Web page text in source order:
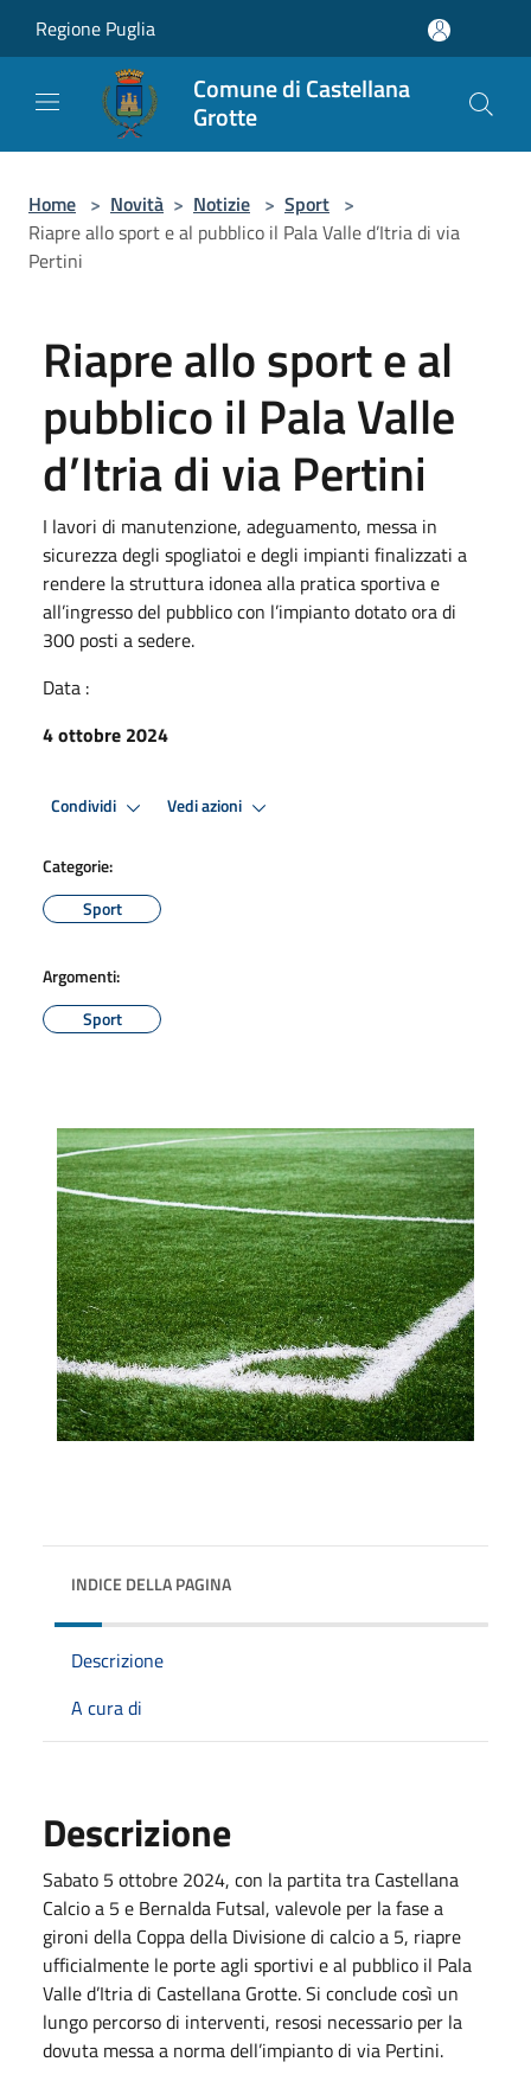
Regione Puglia
Comune di Castellana
Grotte
Home > Novità > Notizie > Sport >
Riapre allo sport e al pubblico il Pala Valle d’Itria di via
Pertini
Riapre allo sport e al
pubblico il Pala Valle
d’Itria di via Pertini
I lavori di manutenzione, adeguamento, messa in
sicurezza degli spogliatoi e degli impianti finalizzati a
rendere la struttura idonea alla pratica sportiva e
all’ingresso del pubblico con l’impianto dotato ora di
300 posti a sedere.
Data :
4 ottobre 2024
Condividi Vedi azioni
Categorie:
Sport
Argomenti:
Sport
INDICE DELLA PAGINA
Descrizione
A cura di
Descrizione
Sabato 5 ottobre 2024, con la partita tra Castellana
Calcio a 5 e Bernalda Futsal, valevole per la fase a
gironi della Coppa della Divisione di calcio a 5, riapre
ufficialmente le porte agli sportivi e al pubblico il Pala
Valle d’Itria di Castellana Grotte. Si conclude così un
lungo percorso di interventi, resosi necessario per la
dovuta messa a norma dell’impianto di via Pertini.